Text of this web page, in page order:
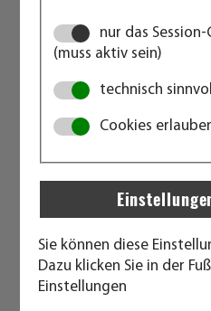
nur das
(muss aktiv sein)
technisch
Cookies
Sie können diese
Dazu klicken Sie in der
Einstellungen
M500
Zaun 3.472
Drahtstärke 4 mm
Rohre 30 mm
Schweißung